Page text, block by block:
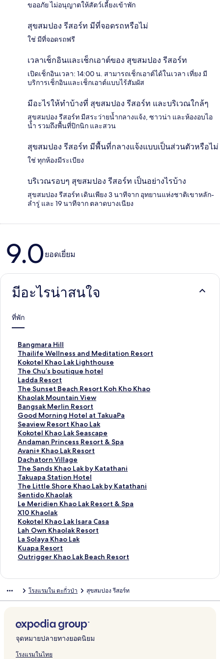
ขออภัย ไม่อนุญาตให้สัตว์เลี้ยงเข้าพัก
สุขสมปอง รีสอร์ท มีที่จอดรถหรือไม่
ใช่ มีที่จอดรถฟรี
เวลาเช็กอินและเช็กเอาต์ของ สุขสมปอง รีสอร์ท
เปิดเช็กอินเวลา: 14:00 น. สามารถเช็กเอาต์ได้ในเวลา เที่ยง มี
บริการเช็กอินและเช็กเอาต์แบบไร้สัมผัส
มีอะไรให้ทำบ้างที่ สุขสมปอง รีสอร์ท และบริเวณใกล้ๆ
สุขสมปอง รีสอร์ท มีสระว่ายน้ำกลางแจ้ง, ซาวน่า และห้องอบไอ
น้ำ รวมถึงพื้นที่ปิกนิก และสวน
สุขสมปอง รีสอร์ท มีพื้นที่กลางแจ้งแบบเป็นส่วนตัวหรือไม่
ใช่ ทุกห้องมีระเบียง
บริเวณรอบๆ สุขสมปอง รีสอร์ท เป็นอย่างไรบ้าง
สุขสมปอง รีสอร์ท เดินเพียง 3 นาทีจาก อุทยานแห่งชาติเขาหลัก-
ลำรู่ และ 19 นาทีจาก ตลาดบางเนียง
รีวิว
9.0ยอดเยี่ยม
มีอะไรน่าสนใจ
ที่พัก
Bangmara Hill
ลิ
ง
ก์
ม
า
ต
ร
ฐ
า
น
สำ
ห
รั
บ
B
a
n
g
m
a
r
a
H
i
l
Thailife Wellness and Meditation Resort
ลิ
ง
ก์
ม
า
ต
ร
ฐ
า
น
สำ
ห
รั
บ
T
h
a
i
l
i
f
e
W
e
s
n
d
M
e
Kokotel Khao Lak Lighthouse
ลิ
ง
ก์
ม
า
ต
ร
ฐ
า
น
สำ
ห
รั
บ
K
o
k
o
t
e
l
K
h
k
g
h
t
h
The Chu’s boutique hotel
ลิ
ง
ก์
ม
า
ต
ร
ฐ
า
น
สำ
ห
รั
บ
T
h
e
C
h
u
’
s
i
e
h
o
t
Ladda Resort
ลิ
ง
ก์
ม
า
ต
ร
ฐ
า
น
สำ
ห
รั
บ
L
a
d
d
a
R
e
The Sunset Beach Resort Koh Kho Khao
ลิ
ง
ก์
ม
า
ต
ร
ฐ
า
น
สำ
ห
รั
บ
T
h
e
S
u
n
e
h
R
e
s
Khaolak Mountain View
ลิ
ง
ก์
ม
า
ต
ร
ฐ
า
น
สำ
ห
รั
บ
K
h
a
o
l
u
a
i
n
V
Bangsak Merlin Resort
ลิ
ง
ก์
ม
า
ต
ร
ฐ
า
น
สำ
ห
รั
บ
B
a
n
g
M
e
i
n
R
e
Good Morning Hotel at TakuaPa
ลิ
ง
ก์
ม
า
ต
ร
ฐ
า
น
สำ
ห
รั
บ
G
o
o
n
g
H
o
t
Seaview Resort Khao Lak
ลิ
ง
ก์
ม
า
ต
ร
ฐ
า
น
สำ
ห
รั
บ
S
e
w
s
o
r
t
Kokotel Khao Lak Seascape
ลิ
ง
ก์
ม
า
ต
ร
ฐ
า
น
สำ
ห
รั
บ
K
e
h
a
o
L
Andaman Princess Resort & Spa
ลิ
ง
ก์
ม
า
ต
ร
ฐ
า
น
สำ
ห
รั
บ
m
P
r
i
n
Avani+ Khao Lak Resort
ลิ
ง
ก์
ม
า
ต
ร
ฐ
า
น
สำ
ห
รั
n
K
h
a
o
Dachatorn Village
ลิ
ง
ก์
ม
า
ต
ร
ฐ
า
น
สำ
ห
c
t
o
r
n
The Sands Khao Lak by Katathani
ลิ
ง
ก์
ม
า
ต
ร
ฐ
า
น
สำ
h
a
n
d
s
Takuapa Station Hotel
ลิ
ง
ก์
ม
า
ต
ร
ฐ
า
น
T
u
a
p
a
The Little Shore Khao Lak by Katathani
ลิ
ง
ก์
ม
า
ต
ร
ฐ
า
บ
e
L
i
t
Sentido Khaolak
ลิ
ง
ก์
ม
า
ต
ร
ฐ
รั
e
n
t
i
Le Meridien Khao Lak Resort & Spa
ลิ
ง
ก์
ม
า
ต
ร
สำ
ห
L
e
M
e
X10 Khaolak
ลิ
ง
ก์
ม
า
ต
สำ
บ
X
1
0
Kokotel Khao Lak Isara Casa
ลิ
ง
ก์
ม
า
น
รั
บ
K
o
Lah Own Khaolak Resort
ลิ
ง
ก์
ม
า
ห
รั
บ
L
La Solaya Khao Lak
ลิ
ง
ก์
ฐ
สำ
ห
รั
บ
Kuapa Resort
ลิ
ง
ร
น
สำ
ห
รั
Outrigger Khao Lak Beach Resort
ลิ
ต
า
น
สำ
ห
โรงแรมใน ตะกั่วป่า สุขสมปอง รีสอร์ท
จุดหมายปลายทางยอดนิยม
โรงแรมในไทย